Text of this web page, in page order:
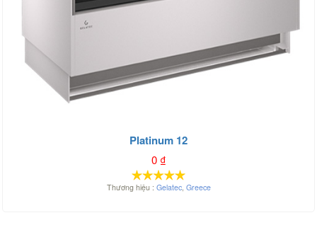
Platinum 12
0₫
Thương hiệu : Gelatec, Greece